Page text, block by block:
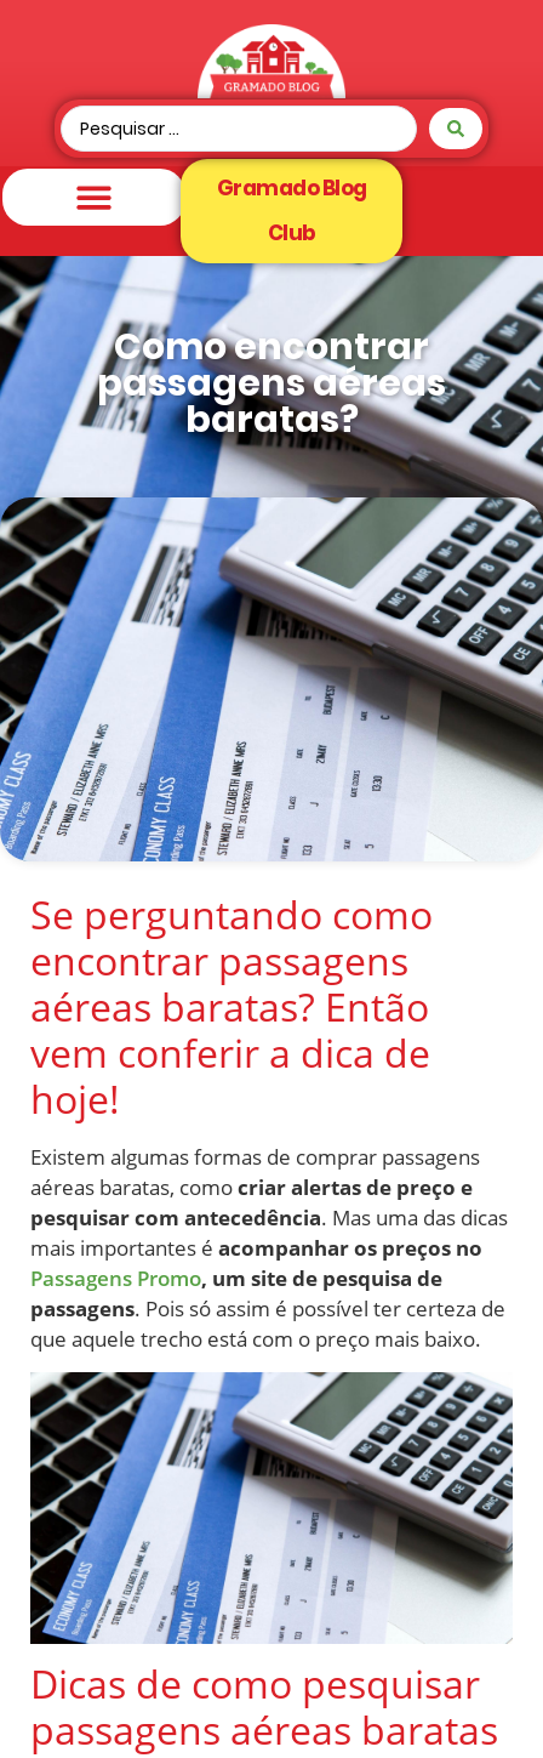
Gramado Blog
Club
Como encontrar
passagens aéreas
baratas?
Se perguntando como
encontrar passagens
aéreas baratas? Então
vem conferir a dica de
hoje!
Existem algumas formas de comprar passagens
aéreas baratas, comocriar alertas de preço e
pesquisar com antecedência. Mas uma das dicas
mais importantes é acompanhar os preços no
Passagens Promo, um site de pesquisa de
passagens. Pois só assim é possível ter certeza de
que aquele trecho está com o preço mais baixo.
Dicas de como pesquisar
passagens aéreas baratas